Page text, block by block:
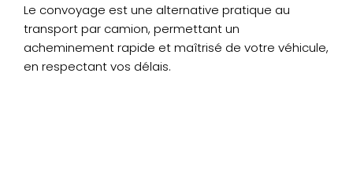
Le convoyage est une alternative pratique au
transport par camion, permettant un
acheminement rapide et maîtrisé de votre véhicule,
en respectant vos délais.